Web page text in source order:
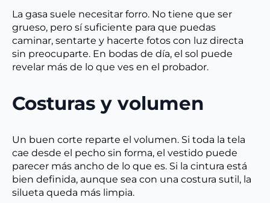
La gasa suele necesitar forro. No tiene que ser
grueso, pero sí suficiente para que puedas
caminar, sentarte y hacerte fotos con luz directa
sin preocuparte. En bodas de día, el sol puede
revelar más de lo que ves en el probador.
Costuras y volumen
Un buen corte reparte el volumen. Si toda la tela
cae desde el pecho sin forma, el vestido puede
parecer más ancho de lo que es. Si la cintura está
bien definida, aunque sea con una costura sutil, la
silueta queda más limpia.